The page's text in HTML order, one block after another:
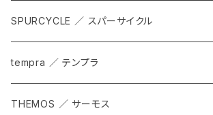
SPURCYCLE ／ スパーサイクル
tempra ／ テンプラ
THEMOS ／ サーモス